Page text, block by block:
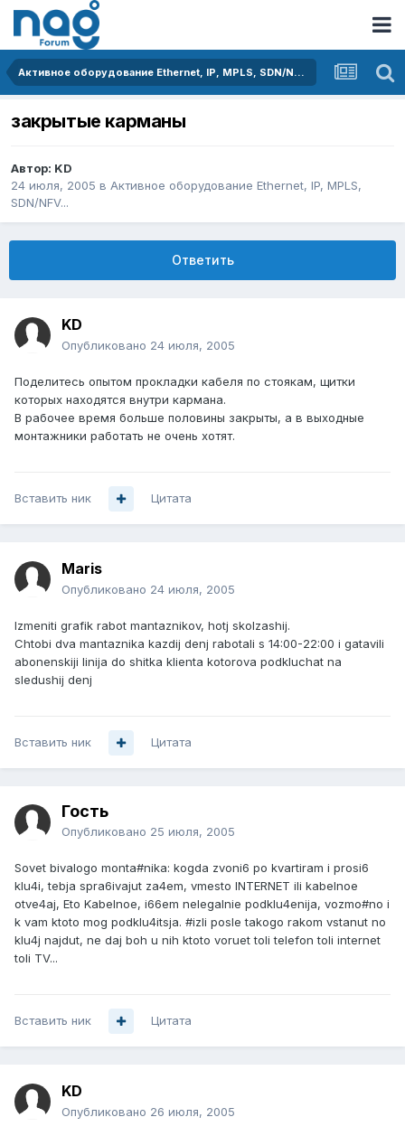
Активное оборудование Ethernet, IP, MPLS, SDN/NFV...
закрытые карманы
Автор: KD
24 июля, 2005 в Активное оборудование Ethernet, IP, MPLS,
SDN/NFV...
Ответить
KD
Опубликовано 24 июля, 2005
Поделитесь опытом прокладки кабеля по стоякам, щитки
которых находятся внутри кармана.
В рабочее время больше половины закрыты, а в выходные
монтажники работать не очень хотят.
Вставить ник Цитата
Maris
Опубликовано 24 июля, 2005
Izmeniti grafik rabot mantaznikov, hotj skolzashij.
Chtobi dva mantaznika kazdij denj rabotali s 14:00-22:00 i gatavili
abonenskiji linija do shitka klienta kotorova podkluchat na
sledushij denj
Вставить ник Цитата
Гость
Опубликовано 25 июля, 2005
Sovet bivalogo monta#nika: kogda zvoni6 po kvartiram i prosi6
klu4i, tebja spra6ivajut za4em, vmesto INTERNET ili kabelnoe
otve4aj, Eto Kabelnoe, i66em nelegalnie podklu4enija, vozmo#no i
k vam ktoto mog podklu4itsja. #izli posle takogo rakom vstanut no
klu4j najdut, ne daj boh u nih ktoto voruet toli telefon toli internet
toli TV...
Вставить ник Цитата
KD
Опубликовано 26 июля, 2005